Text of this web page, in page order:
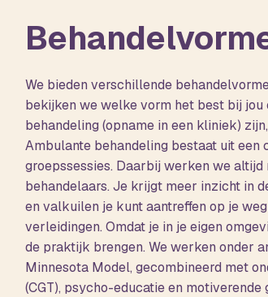
We bieden verschillende
bekijken we welke vorm het best bij
behandeling (opname in een kliniek)
Ambulante behandeling bestaat uit een
groepssessies. Daarbij werken we
behandelaars. Je krijgt meer inzicht in
en valkuilen je kunt aantreffen op je
verleidingen. Omdat je in je eigen
de praktijk brengen. We werken onder
Minnesota Model, gecombineerd met
(CGT), psycho-educatie en